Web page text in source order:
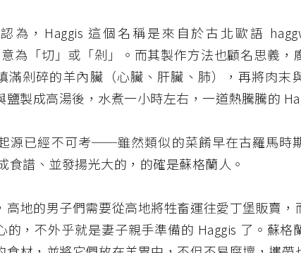
為，Haggis 這個名稱是來自於古北歐語
為「切」或「剁」。而其製作方法也顧名思義，
滿剁碎的羊內臟（心臟、肝臟、肺），再將肉末
鹽製成高湯後，水煮一小時左右，一道熱騰騰的
源已經不可考──雖然類似的菜餚早在古羅馬時
食譜、並發揚光大的，的確是蘇格蘭人。
高地的男子們需要從高地將牲畜運往愛丁堡販賣，
的，不外乎就是妻子親手準備的 Haggis 了。蘇格